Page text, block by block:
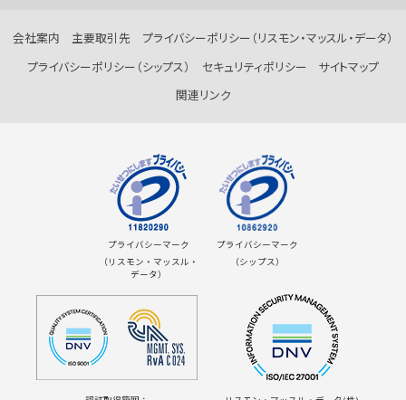
会社案内 主要取引先
プライバシーポリシー（リスモン・マッスル・データ）
プライバシーポリシー（シップス）
セキュリティポリシー
サイトマップ
関連リンク
プライバシーマーク
（リスモン・マッスル・
データ）
プライバシーマーク
（シップス）